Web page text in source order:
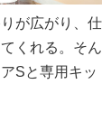
が広がり、
くれる。そ
Sと専用キ